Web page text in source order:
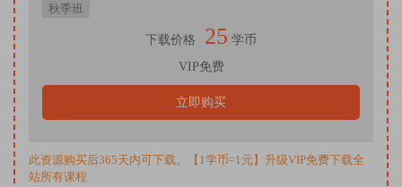
秋季班
下载价格 25 学币
VIP免费
立即购买
此资源购买后365天内可下载。【1学币=1元】升级VIP免费下载全
站所有课程